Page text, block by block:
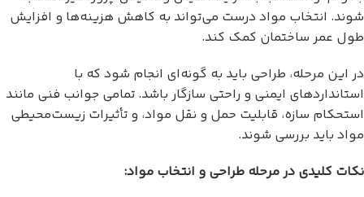
شوند. انتخاب مواد درست می‌تواند به کاهش هزینه‌ها و افزایش
طول عمر ساختمان کمک کند.
در این مرحله، طراحی باید به گونه‌ای انجام شود که با
استانداردهای ایمنی و راحتی سازگار باشد. تمامی جوانب فنی مانند
استحکام سازه، قابلیت حمل و نقل مواد، و تأثیرات زیست‌محیطی
مواد باید بررسی شوند.
نکات کلیدی در مرحله طراحی و انتخاب مواد: